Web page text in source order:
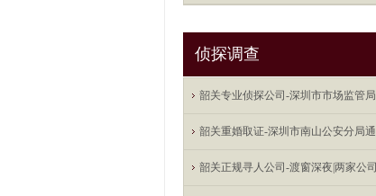
侦探调查